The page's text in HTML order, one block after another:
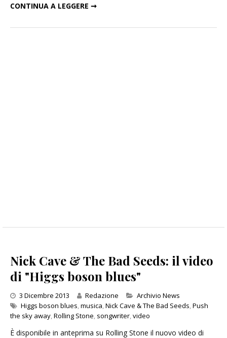
CONTINUA A LEGGERE ➞
Nick Cave & The Bad Seeds: il video
di "Higgs boson blues"
3 Dicembre 2013 Redazione Categories
Archivio News
Higgs boson blues,musica,Nick Cave & The Bad Seeds,Push
the sky away,Rolling Stone, songwriter,video
È disponibile in anteprima su Rolling Stone il nuovo video di